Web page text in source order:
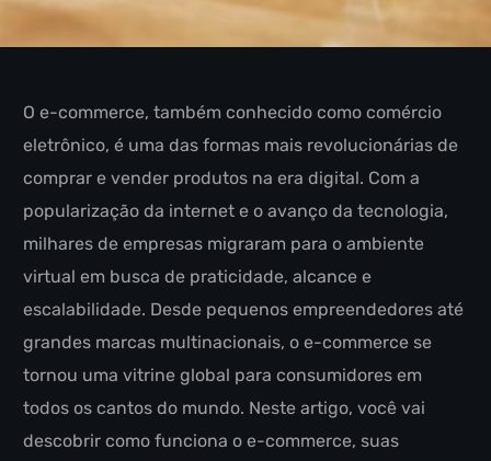
O e-commerce, também conhecido como comércio
eletrônico, é uma das formas mais revolucionárias de
comprar e vender produtos na era digital. Com a
popularização da internet e o avanço da tecnologia,
milhares de empresas migraram para o ambiente
virtual em busca de praticidade, alcance e
escalabilidade. Desde pequenos empreendedores até
grandes marcas multinacionais, o e-commerce se
tornou uma vitrine global para consumidores em
todos os cantos do mundo. Neste artigo, você vai
descobrir como funciona o e-commerce, suas